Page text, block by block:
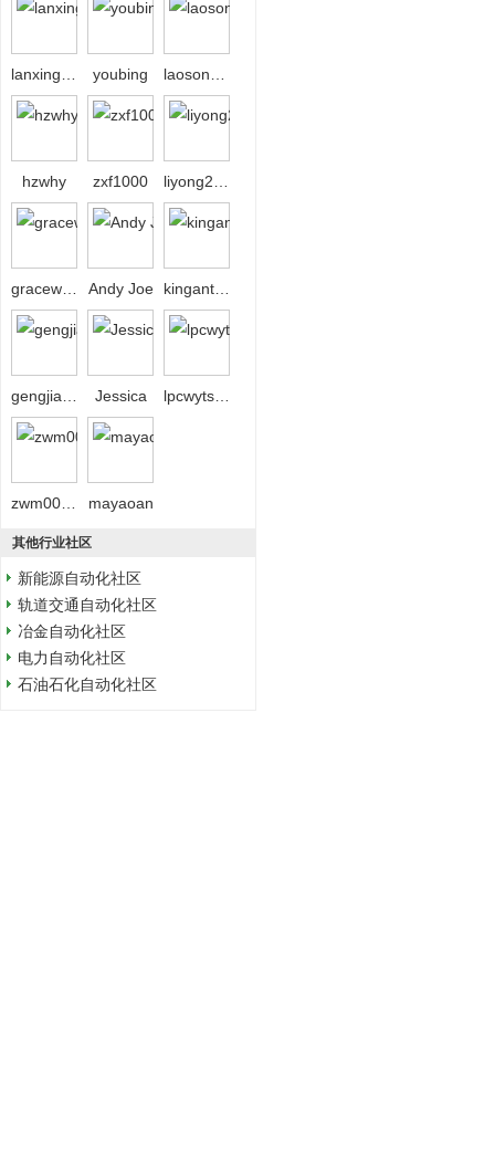
youbing
hzwhy zxf1000
Andy Joe
Jessica
mayaoan
其他行业社区
新能源自动化社区
轨道交通自动化社区
冶金自动化社区
电力自动化社区
石油石化自动化社区